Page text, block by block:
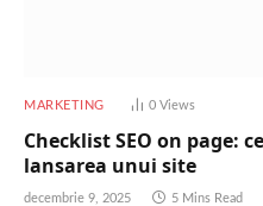
MARKETING 0 Views
Checklist SEO on page:
lansarea unui site
decembrie 9, 2025 5 Mins Read